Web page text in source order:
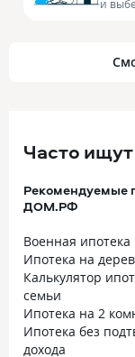
и
Часто ищут
Рекомендуемые
ДОМ.РФ
Военная ипотека
Ипотека на
Калькулятор
семьи
Ипотека на 2
Ипотека без
дохода